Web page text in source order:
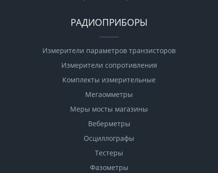
РАДИОПРИБОРЫ
Измерители параметров транзисторов
Измерители сопротивления
Комплекты измерительные
Мегаомметры
Меры мосты магазины
Веберметры
Осциллографы
Тестеры
Фазометры